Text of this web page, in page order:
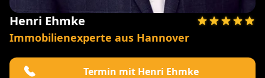
Henri Ehmke
Immobilienexperte aus Hannover
Termin mit Henri Ehmke